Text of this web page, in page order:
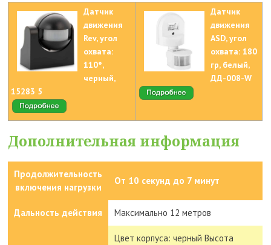
Датчик
движения
Rev, угол
охвата:
110°,
черный,
15283 5
Датчик
движения
ASD, угол
охвата: 180
гр, белый,
ДД-008-W
Дополнительная информация
Продолжительность
включения нагрузки
От 10 секунд до 7 минут
Дальность действия Максимально 12 метров
Цвет корпуса: черный Высота